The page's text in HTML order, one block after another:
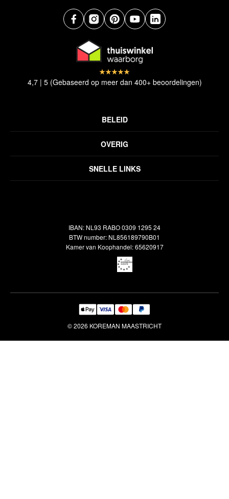
SNELLE LINKS
OVERIG
Veelgestelde vragen
BELEID
Verzendbeleid
4,7 | 5 (Gebaseerd op meer dan 400+ beoordelingen)
IBAN: NL93 RABO 0309 1295 24
BTW number: NL856189790B01
Kamer van Koophandel: 65620917
© 2026 KOREMAN MAASTRICHT